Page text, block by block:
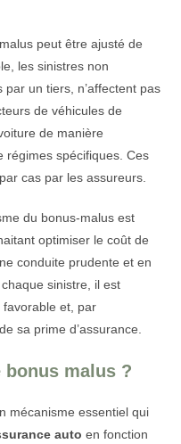
peut être ajusté de
les sinistres non
un tiers, n’affectent pas
de véhicules de
de manière
régimes spécifiques. Ces
cas par les assureurs.
du bonus-malus est
optimiser le coût de
conduite prudente et en
sinistre, il est
favorable et, par
sa prime d’assurance.
bonus malus ?
mécanisme essentiel qui
auto en fonction